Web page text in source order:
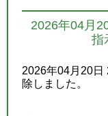
2026年04月
指
2026年04月20日
除しました。